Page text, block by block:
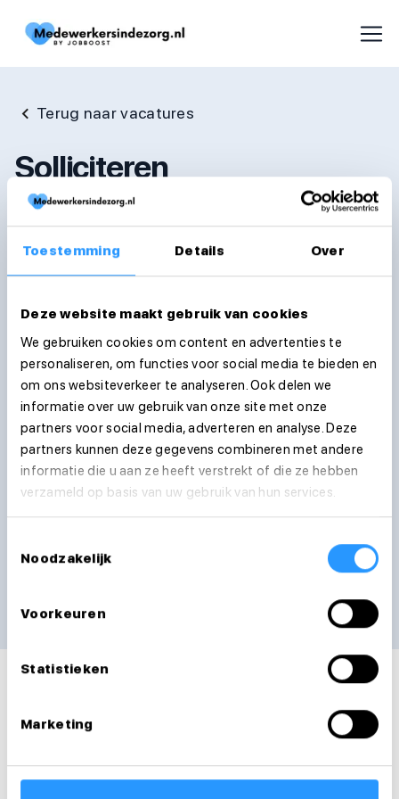
Toestemming Details Over
Deze website maakt gebruik van cookies
We gebruiken cookies om content en advertenties te
personaliseren, om functies voor social media te bieden en
om ons websiteverkeer te analyseren. Ook delen we
informatie over uw gebruik van onze site met onze
partners voor social media, adverteren en analyse. Deze
partners kunnen deze gegevens combineren met andere
informatie die u aan ze heeft verstrekt of die ze hebben
verzameld op basis van uw gebruik van hun services.
Noodzakelijk
Voorkeuren
Statistieken
Marketing
Terug naar vacatures
Solliciteren
E-mailadres
Telefoonnummer
Dienstverbanden